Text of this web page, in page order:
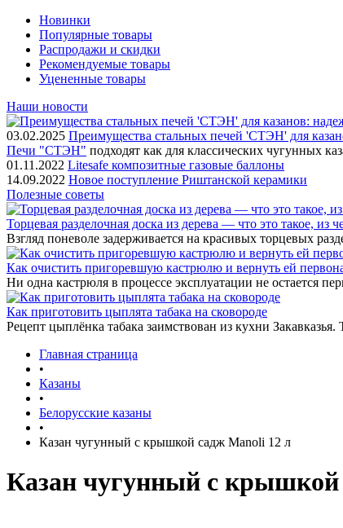
Новинки
Популярные товары
Распродажи и скидки
Рекомендуемые товары
Уцененные товары
Наши новости
03.02.2025 Преимущества стальных печей 'СТЭН' для
Печи "СТЭН" подходят как для классических чугунных
01.11.2022 Litesafe композитные газовые баллоны
14.09.2022 Новое поступление Риштанской керамики
Полезные советы
Торцевая разделочная доска из дерева — что это такое, из
Взгляд поневоле задерживается на красивых торцевых
Как очистить пригоревшую кастрюлю и вернуть ей
Ни одна кастрюля в процессе эксплуатации не остается
Как приготовить цыплята табака на сковороде
Рецепт цыплёнка табака заимствован из кухни
Главная страница
•
Казаны
•
Белорусские казаны
•
Казан чугунный с крышкой садж Manoli 12 л
Казан чугунный с